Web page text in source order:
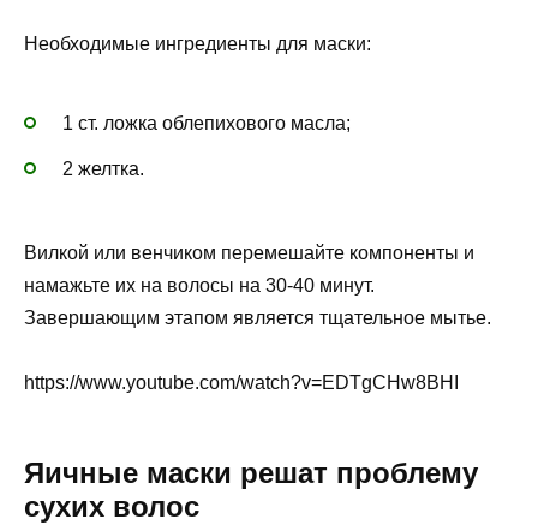
Необходимые ингредиенты для маски:
1 ст. ложка облепихового масла;
2 желтка.
Вилкой или венчиком перемешайте компоненты и
намажьте их на волосы на 30-40 минут.
Завершающим этапом является тщательное мытье.
https://www.youtube.com/watch?v=EDTgCHw8BHI
Яичные маски решат проблему
сухих волос